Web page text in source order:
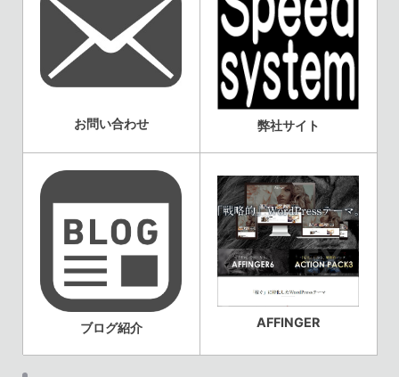
お問い合わせ 弊社サイト
ブログ紹介 AFFINGER